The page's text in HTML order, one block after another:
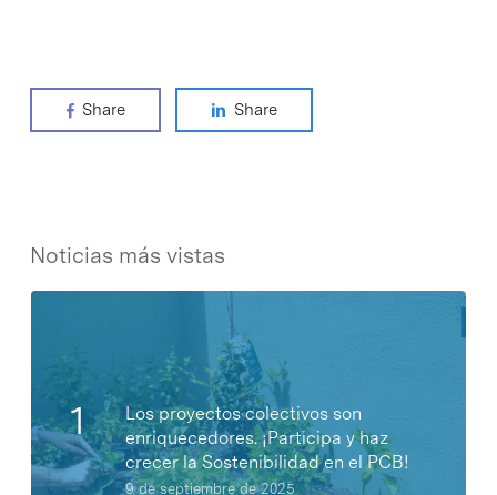
Share Share
Noticias más vistas
Los proyectos colectivos son
enriquecedores. ¡Participa y haz
crecer la Sostenibilidad en el PCB!
9 de septiembre de 2025